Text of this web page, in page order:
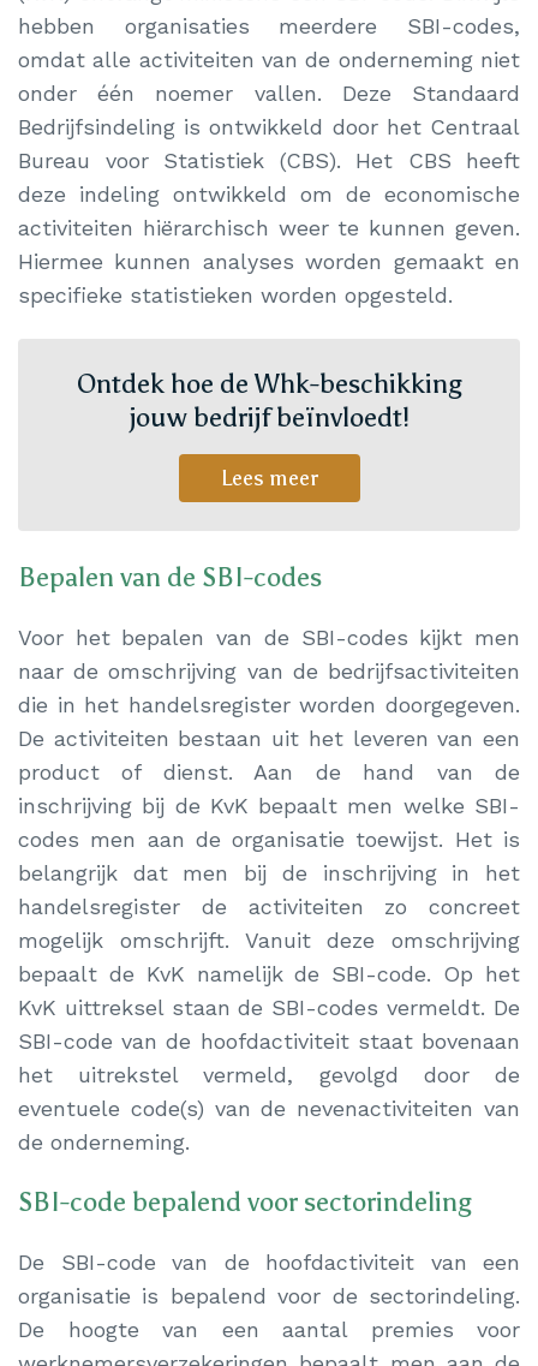
hebben organisaties meerdere SBI-codes,
omdat alle activiteiten van de onderneming niet
onder één noemer vallen. Deze Standaard
Bedrijfsindeling is ontwikkeld door het Centraal
Bureau voor Statistiek (CBS). Het CBS heeft
deze indeling ontwikkeld om de economische
activiteiten hiërarchisch weer te kunnen geven.
Hiermee kunnen analyses worden gemaakt en
specifieke statistieken worden opgesteld.
Ontdek hoe de Whk-beschikking
jouw bedrijf beïnvloedt!
Lees meer
Bepalen van de SBI-codes
Voor het bepalen van de SBI-codes kijkt men
naar de omschrijving van de bedrijfsactiviteiten
die in het handelsregister worden doorgegeven.
De activiteiten bestaan uit het leveren van een
product of dienst. Aan de hand van de
inschrijving bij de KvK bepaalt men welke SBI-
codes men aan de organisatie toewijst. Het is
belangrijk dat men bij de inschrijving in het
handelsregister de activiteiten zo concreet
mogelijk omschrijft. Vanuit deze omschrijving
bepaalt de KvK namelijk de SBI-code. Op het
KvK uittreksel staan de SBI-codes vermeldt. De
SBI-code van de hoofdactiviteit staat bovenaan
het uitrekstel vermeld, gevolgd door de
eventuele code(s) van de nevenactiviteiten van
de onderneming.
SBI-code bepalend voor sectorindeling
De SBI-code van de hoofdactiviteit van een
organisatie is bepalend voor de sectorindeling.
De hoogte van een aantal premies voor